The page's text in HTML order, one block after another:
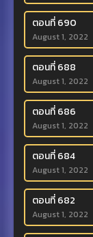
ตอนที่ 690
August 1, 2022
ตอนที่ 688
August 1, 2022
ตอนที่ 686
August 1, 2022
ตอนที่ 684
August 1, 2022
ตอนที่ 682
August 1, 2022